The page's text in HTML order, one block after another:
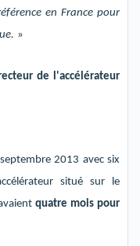
en France pour
. »
de l'accélérateur
2013 avecsix
situé sur le
quatre mois pour